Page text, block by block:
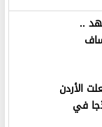
..
الأردن
في